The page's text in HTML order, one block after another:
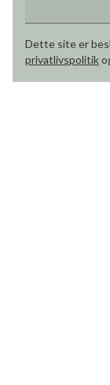
Dette site er
privatlivspolitik